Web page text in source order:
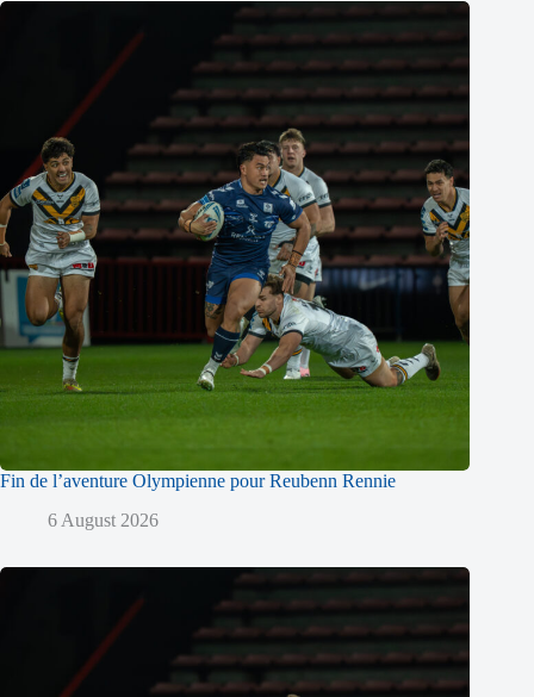
Fin de l’aventure Olympienne pour Reubenn Rennie
6 August 2026